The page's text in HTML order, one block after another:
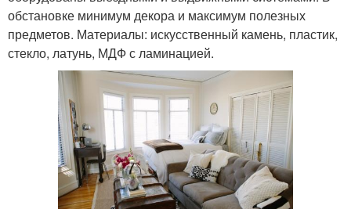
обстановке минимум декора и максимум полезных
предметов. Материалы: искусственный камень, пластик,
стекло, латунь, МДФ с ламинацией.